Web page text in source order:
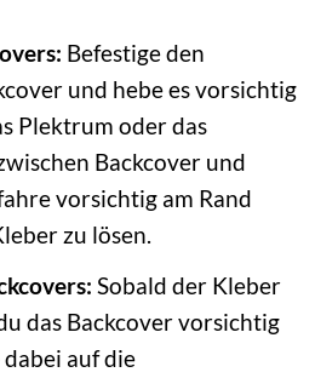
Befestige den
und hebe es vorsichtig
Plektrum oder das
Backcover und
vorsichtig am Rand
zu lösen.
Sobald der Kleber
das Backcover vorsichtig
auf die